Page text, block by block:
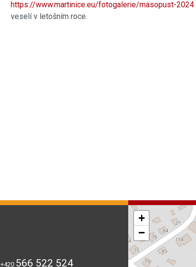
https://www.martinice.eu/fotogalerie/masopust-2024
veselí v letošním roce.
+420 566 522 524
+
−